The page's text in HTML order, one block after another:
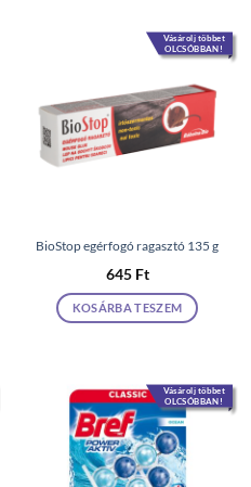
Vásárolj többet
OLCSÓBBAN!
BioStop egérfogó ragasztó 135 g
645 Ft
KOSÁRBA TESZEM
Vásárolj többet
OLCSÓBBAN!